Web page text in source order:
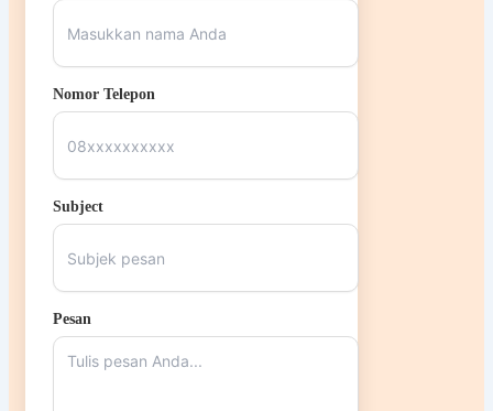
Nomor Telepon
Subject
Pesan